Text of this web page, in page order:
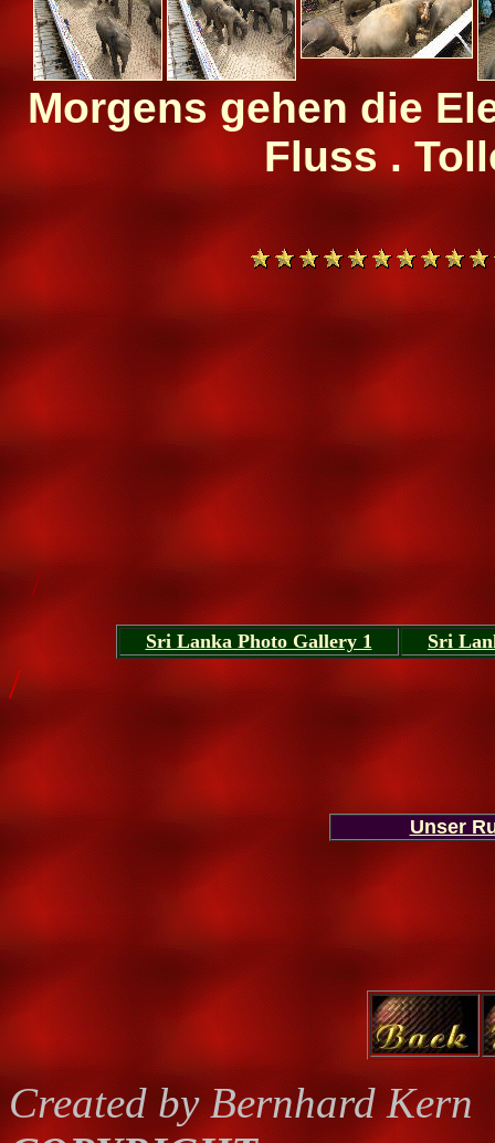
Morgens gehen die
Fluss .
/
Sri Lanka Photo Gallery 1 Sri
/
Unser
Created by Bernhard Kern